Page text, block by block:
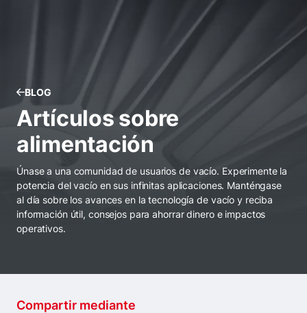
BLOG
Artículos sobre
alimentación
Únase a una comunidad de usuarios de vacío. Experimente la
potencia del vacío en sus infinitas aplicaciones. Manténgase
al día sobre los avances en la tecnología de vacío y reciba
información útil, consejos para ahorrar dinero e impactos
operativos.
Compartir mediante